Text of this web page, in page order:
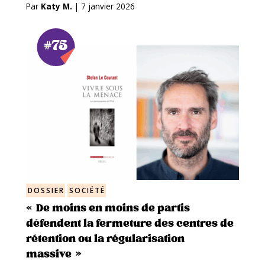
Par Katy M. | 7 janvier 2026
#75
DOSSIER SOCIÉTÉ
« De moins en moins de partis
défendent la fermeture des centres de
rétention ou la régularisation
massive »